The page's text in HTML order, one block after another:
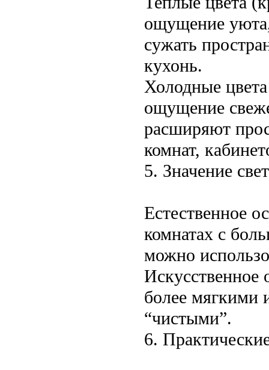
ощущение
сужать
кухонь.
Холодные
ощущение
расширяют
комнат,
5. Значение
Естественное
комнатах с
можно
Искусственное
более мягкими
“чистыми”.
6.